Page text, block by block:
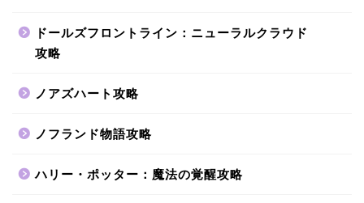
ドールズフロントライン：ニューラルクラウド
攻略
ノアズハート攻略
ノフランド物語攻略
ハリー・ポッター：魔法の覚醒攻略